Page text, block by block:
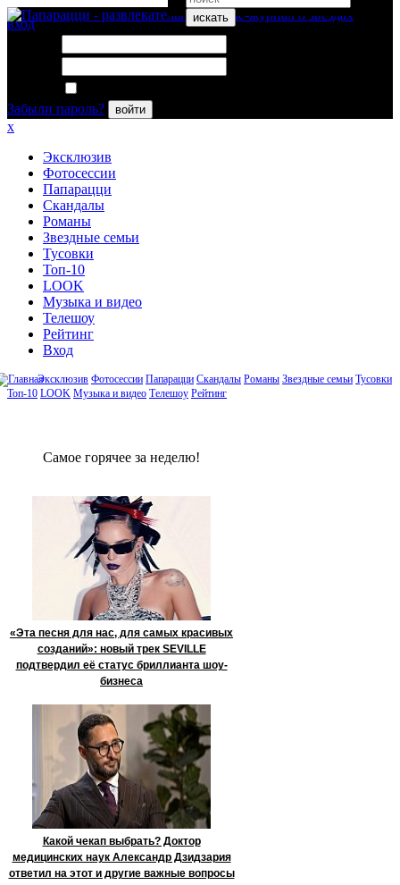
искать
вход
Забыли пароль?
войти
x
Эксклюзив
Фотосессии
Папарацци
Скандалы
Романы
Звездные семьи
Тусовки
Топ-10
LOOK
Музыка и видео
Телешоу
Рейтинг
Вход
Эксклюзив Фотосессии Папарацци Скандалы Романы Звездные семьи Тусовки
Топ-10 LOOK Музыка и видео Телешоу Рейтинг
Сaмое гoрячее за неделю!
«Эта песня для нас, для самых красивых
созданий»: новый трек SEVILLE
подтвердил её статус бриллианта шоу-
бизнеса
Какой чекап выбрать? Доктор
медицинских наук Александр Дзидзария
ответил на этот и другие важные вопросы